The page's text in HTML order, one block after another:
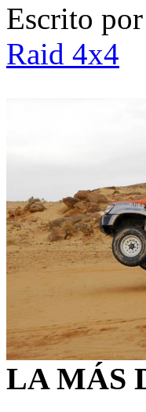
Escrito por
Raid 4x4
LA MÁS